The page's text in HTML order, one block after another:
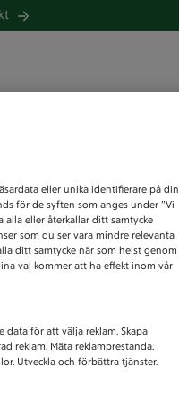
error
eller unika identifierare på din
för de syften som anges under ”Vi
eller återkallar ditt samtycke
som du ser vara mindre relevanta
ditt samtycke när som helst genom
val kommer att ha effekt inom vår
för att välja reklam. Skapa
reklam. Mäta reklamprestanda.
Utveckla och förbättra tjänster.